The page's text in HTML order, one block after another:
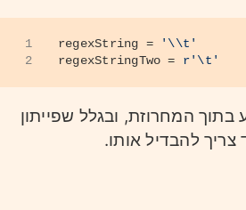
1
2
regexString =
'\\t'
regexStringTwo = r'\t'
המחרוזת, ובגלל שפייתון
להבדיל אותו.